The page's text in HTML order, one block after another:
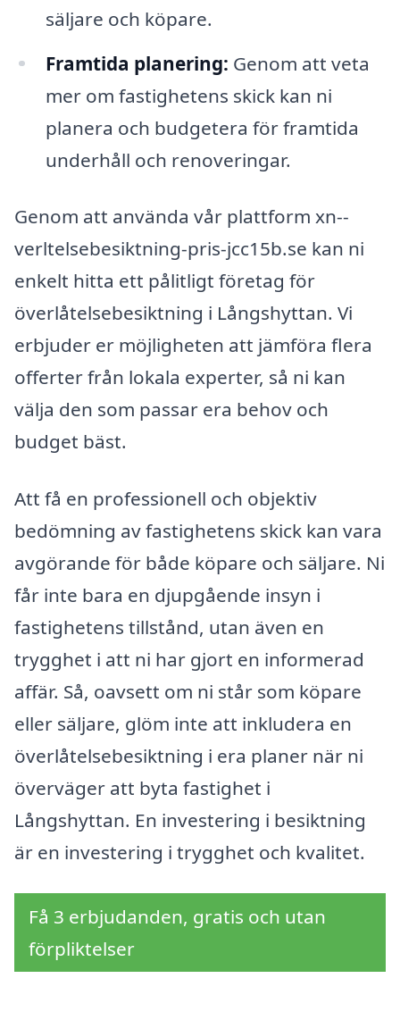
säljare och köpare.
Framtida planering: Genom att veta
mer om fastighetens skick kan ni
planera och budgetera för framtida
underhåll och renoveringar.
Genom att använda vår plattform xn--
verltelsebesiktning-pris-jcc15b.se kan ni
enkelt hitta ett pålitligt företag för
överlåtelsebesiktning i Långshyttan. Vi
erbjuder er möjligheten att jämföra flera
offerter från lokala experter, så ni kan
välja den som passar era behov och
budget bäst.
Att få en professionell och objektiv
bedömning av fastighetens skick kan vara
avgörande för både köpare och säljare. Ni
får inte bara en djupgående insyn i
fastighetens tillstånd, utan även en
trygghet i att ni har gjort en informerad
affär. Så, oavsett om ni står som köpare
eller säljare, glöm inte att inkludera en
överlåtelsebesiktning i era planer när ni
överväger att byta fastighet i
Långshyttan. En investering i besiktning
är en investering i trygghet och kvalitet.
Få 3 erbjudanden, gratis och utan
förpliktelser